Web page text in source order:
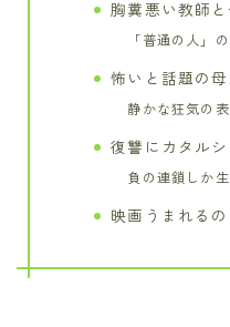
胸糞悪い教師
「普通の人」
怖いと話題の
静かな狂気の
復讐にカタル
負の連鎖しか
映画うまれる